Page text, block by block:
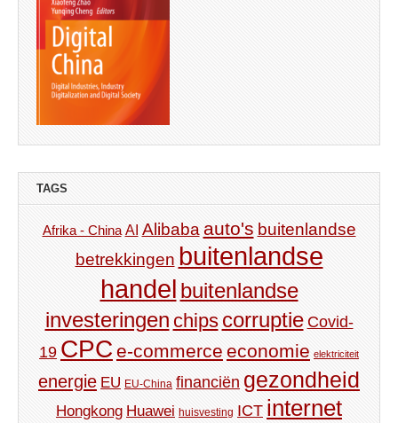
TAGS
Afrika - China AI Alibaba auto's buitenlandse
betrekkingen buitenlandse
handel buitenlandse
investeringen chips corruptie Covid-
19 CPC e-commerce economie elektriciteit
energie EU EU-China financiën gezondheid
Hongkong Huawei huisvesting ICT internet